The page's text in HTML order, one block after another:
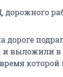
дороге
и выложили в
которой